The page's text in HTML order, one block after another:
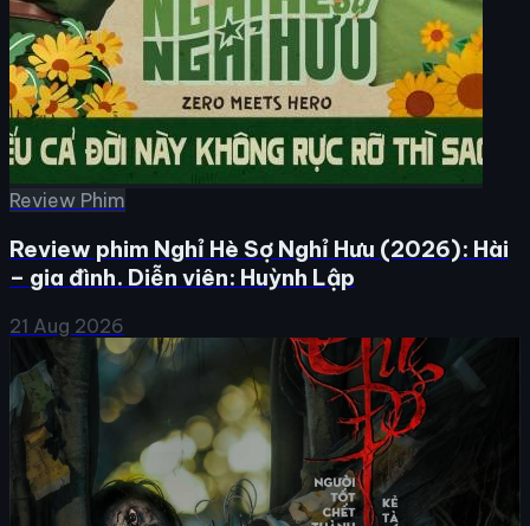
Review Phim
Review phim Nghỉ Hè Sợ Nghỉ Hưu (2026): Hài
– gia đình. Diễn viên: Huỳnh Lập
21 Aug 2026